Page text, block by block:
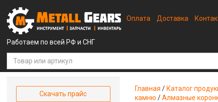
Работаем по всей РФ и СНГ
Оплата Доставка
Главная / Каталог
камню /Алмазные
Скачать прайс